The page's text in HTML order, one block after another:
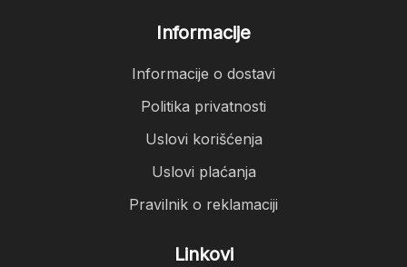
Informacije
Informacije o dostavi
Politika privatnosti
Uslovi korišćenja
Uslovi plaćanja
Pravilnik o reklamaciji
Linkovi